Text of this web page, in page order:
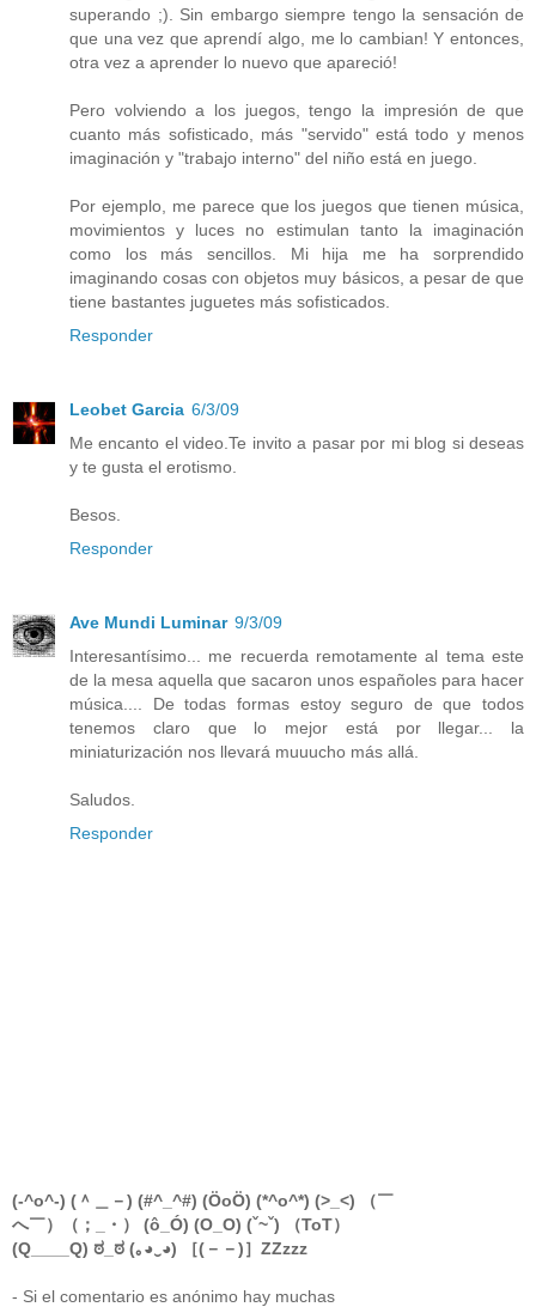
superando ;). Sin embargo siempre tengo la sensación de
que una vez que aprendí algo, me lo cambian! Y entonces,
otra vez a aprender lo nuevo que apareció!
Pero volviendo a los juegos, tengo la impresión de que
cuanto más sofisticado, más "servido" está todo y menos
imaginación y "trabajo interno" del niño está en juego.
Por ejemplo, me parece que los juegos que tienen música,
movimientos y luces no estimulan tanto la imaginación
como los más sencillos. Mi hija me ha sorprendido
imaginando cosas con objetos muy básicos, a pesar de que
tiene bastantes juguetes más sofisticados.
Responder
Leobet Garcia 6/3/09
Me encanto el video.Te invito a pasar por mi blog si deseas
y te gusta el erotismo.
Besos.
Responder
Ave Mundi Luminar 9/3/09
Interesantísimo... me recuerda remotamente al tema este
de la mesa aquella que sacaron unos españoles para hacer
música.... De todas formas estoy seguro de que todos
tenemos claro que lo mejor está por llegar... la
miniaturización nos llevará muuucho más allá.
Saludos.
Responder
(-^o^-) (＾＿－) (#^_^#) (ÖoÖ) (*^o^*) (>_<) （￣
へ￣）（；_・） (ô_Ó) (O_O) (ˇ~ˇ) （ToT）
(Q____Q) ಠ_ಠ (｡◕‿◕) ［(－－)］ZZzzz
- Si el comentario es anónimo hay muchas